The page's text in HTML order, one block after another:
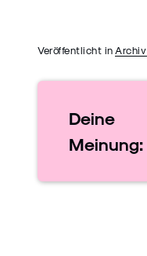
Veröffentlicht in Archiv
Deine
Meinung: